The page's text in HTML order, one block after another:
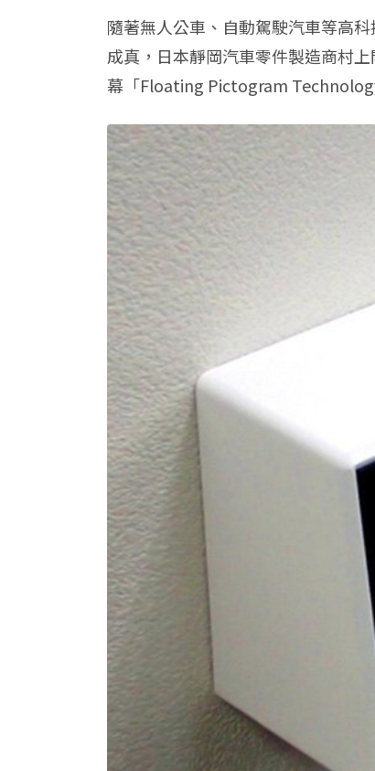
隨著無人公車、自動駕駛汽車等高
成真，日本靜岡汽車零件製造商村
幕「Floating Pictogram